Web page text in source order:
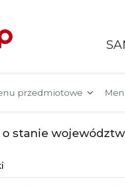
przedmiotowe
o stanie